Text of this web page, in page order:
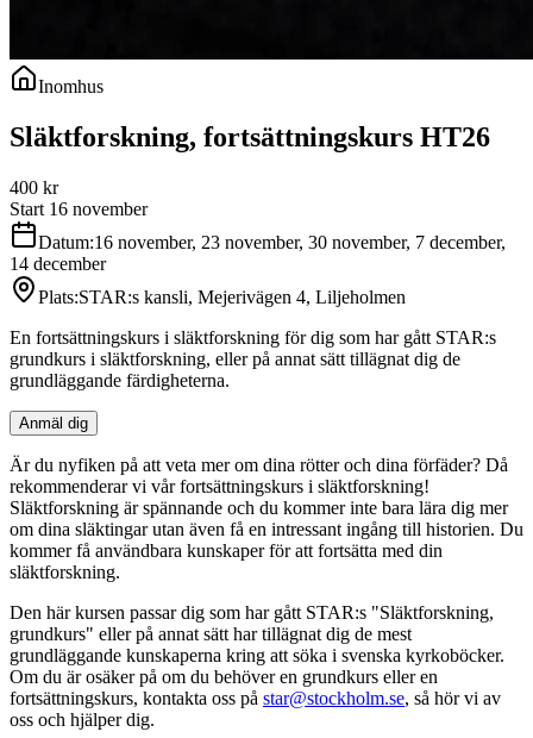
Inomhus
Släktforskning, fortsättningskurs HT26
400 kr
Start 16 november
Datum:16 november, 23 november, 30 november, 7 december,
14 december
Plats:STAR:s kansli, Mejerivägen 4, Liljeholmen
En fortsättningskurs i släktforskning för dig som har gått STAR:s
grundkurs i släktforskning, eller på annat sätt tillägnat dig de
grundläggande färdigheterna.
Anmäl dig
Är du nyfiken på att veta mer om dina rötter och dina förfäder? Då
rekommenderar vi vår fortsättningskurs i släktforskning!
Släktforskning är spännande och du kommer inte bara lära dig mer
om dina släktingar utan även få en intressant ingång till historien. Du
kommer få användbara kunskaper för att fortsätta med din
släktforskning.
Den här kursen passar dig som har gått STAR:s "Släktforskning,
grundkurs" eller på annat sätt har tillägnat dig de mest
grundläggande kunskaperna kring att söka i svenska kyrkoböcker.
Om du är osäker på om du behöver en grundkurs eller en
fortsättningskurs, kontakta oss på star@stockholm.se, så hör vi av
oss och hjälper dig.